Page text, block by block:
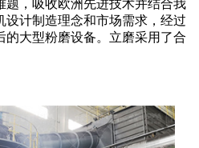
题，吸收欧洲先进技术并结合我
设计制造理念和市场需求，经过
的大型粉磨设备。立磨采用了合